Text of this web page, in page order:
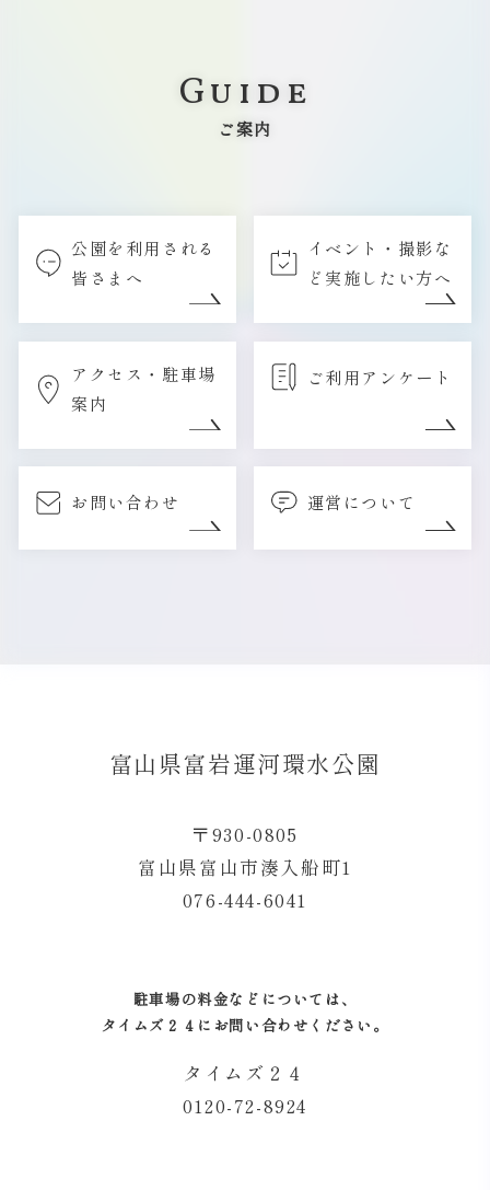
Guide
ご案内
公園を利用される
皆さまへ
イベント・撮影な
ど実施したい方へ
アクセス・駐車場
案内
ご利用アンケート
お問い合わせ 運営について
富山県富岩運河環水公園
〒930-0805
富山県富山市湊入船町1
076-444-6041
駐車場の料金などについては、
タイムズ２４にお問い合わせください。
タイムズ２４
0120-72-8924